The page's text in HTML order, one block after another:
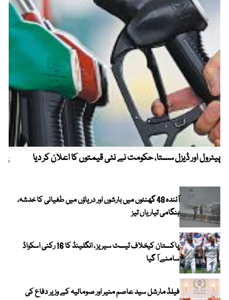
پیٹرول اور ڈیزل سستا، حکومت نے نئی قیمتوں کا اعلان کر دیا
آئندہ 48 گھنٹوں میں بارشوں اور دریاؤں میں طغیانی کا خدشہ،
ہنگامی تیاریاں تیز
پاکستان کیخلاف ٹیسٹ سیریز ، انگلینڈ کا 16 رکنی اسکواڈ
سامنے آ گیا
فیلڈ مارشل سید عاصم منیر اور صومالیہ کے وزیر دفاع کی